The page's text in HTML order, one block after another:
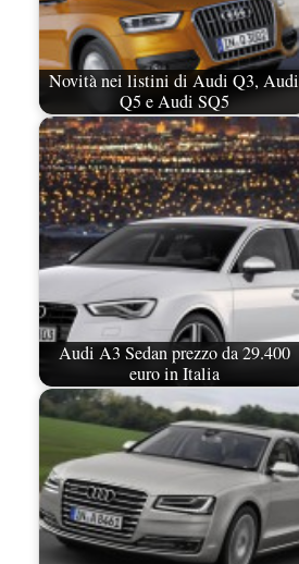
Novità nei listini di Audi Q3, Audi
Q5 e Audi SQ5
Audi A3 Sedan prezzo da 29.400
euro in Italia